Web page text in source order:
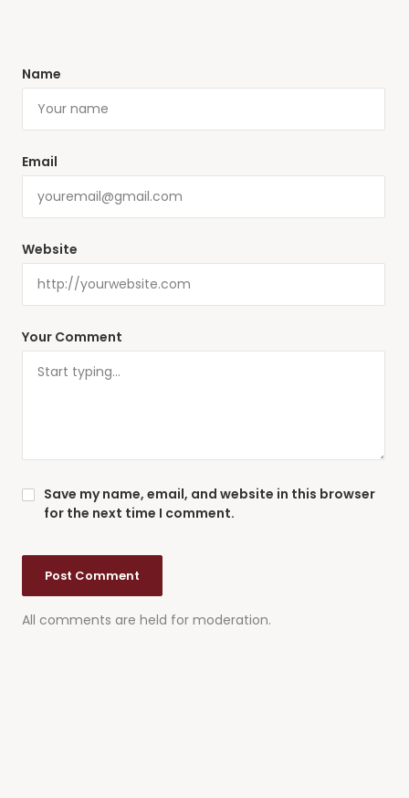
Your Comment
All comments are held for moderation.
Name
Email
Website
Save my name, email, and website in this browser
for the next time I comment.